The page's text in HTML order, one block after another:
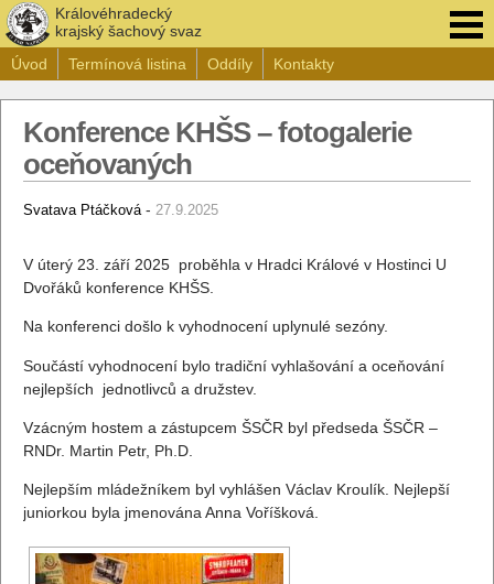
Královéhradecký
krajský šachový svaz
Úvod
Termínová listina Oddíly Kontakty
Konference KHŠS – fotogalerie
oceňovaných
Svatava Ptáčková - 27.9.2025
V úterý 23. září 2025 proběhla v Hradci Králové v Hostinci U
Dvořáků konference KHŠS.
Na konferenci došlo k vyhodnocení uplynulé sezóny.
Součástí vyhodnocení bylo tradiční vyhlašování a oceňování
nejlepších jednotlivců a družstev.
Vzácným hostem a zástupcem ŠSČR byl předseda ŠSČR –
RNDr. Martin Petr, Ph.D.
Nejlepším mládežníkem byl vyhlášen Václav Kroulík. Nejlepší
juniorkou byla jmenována Anna Voříšková.